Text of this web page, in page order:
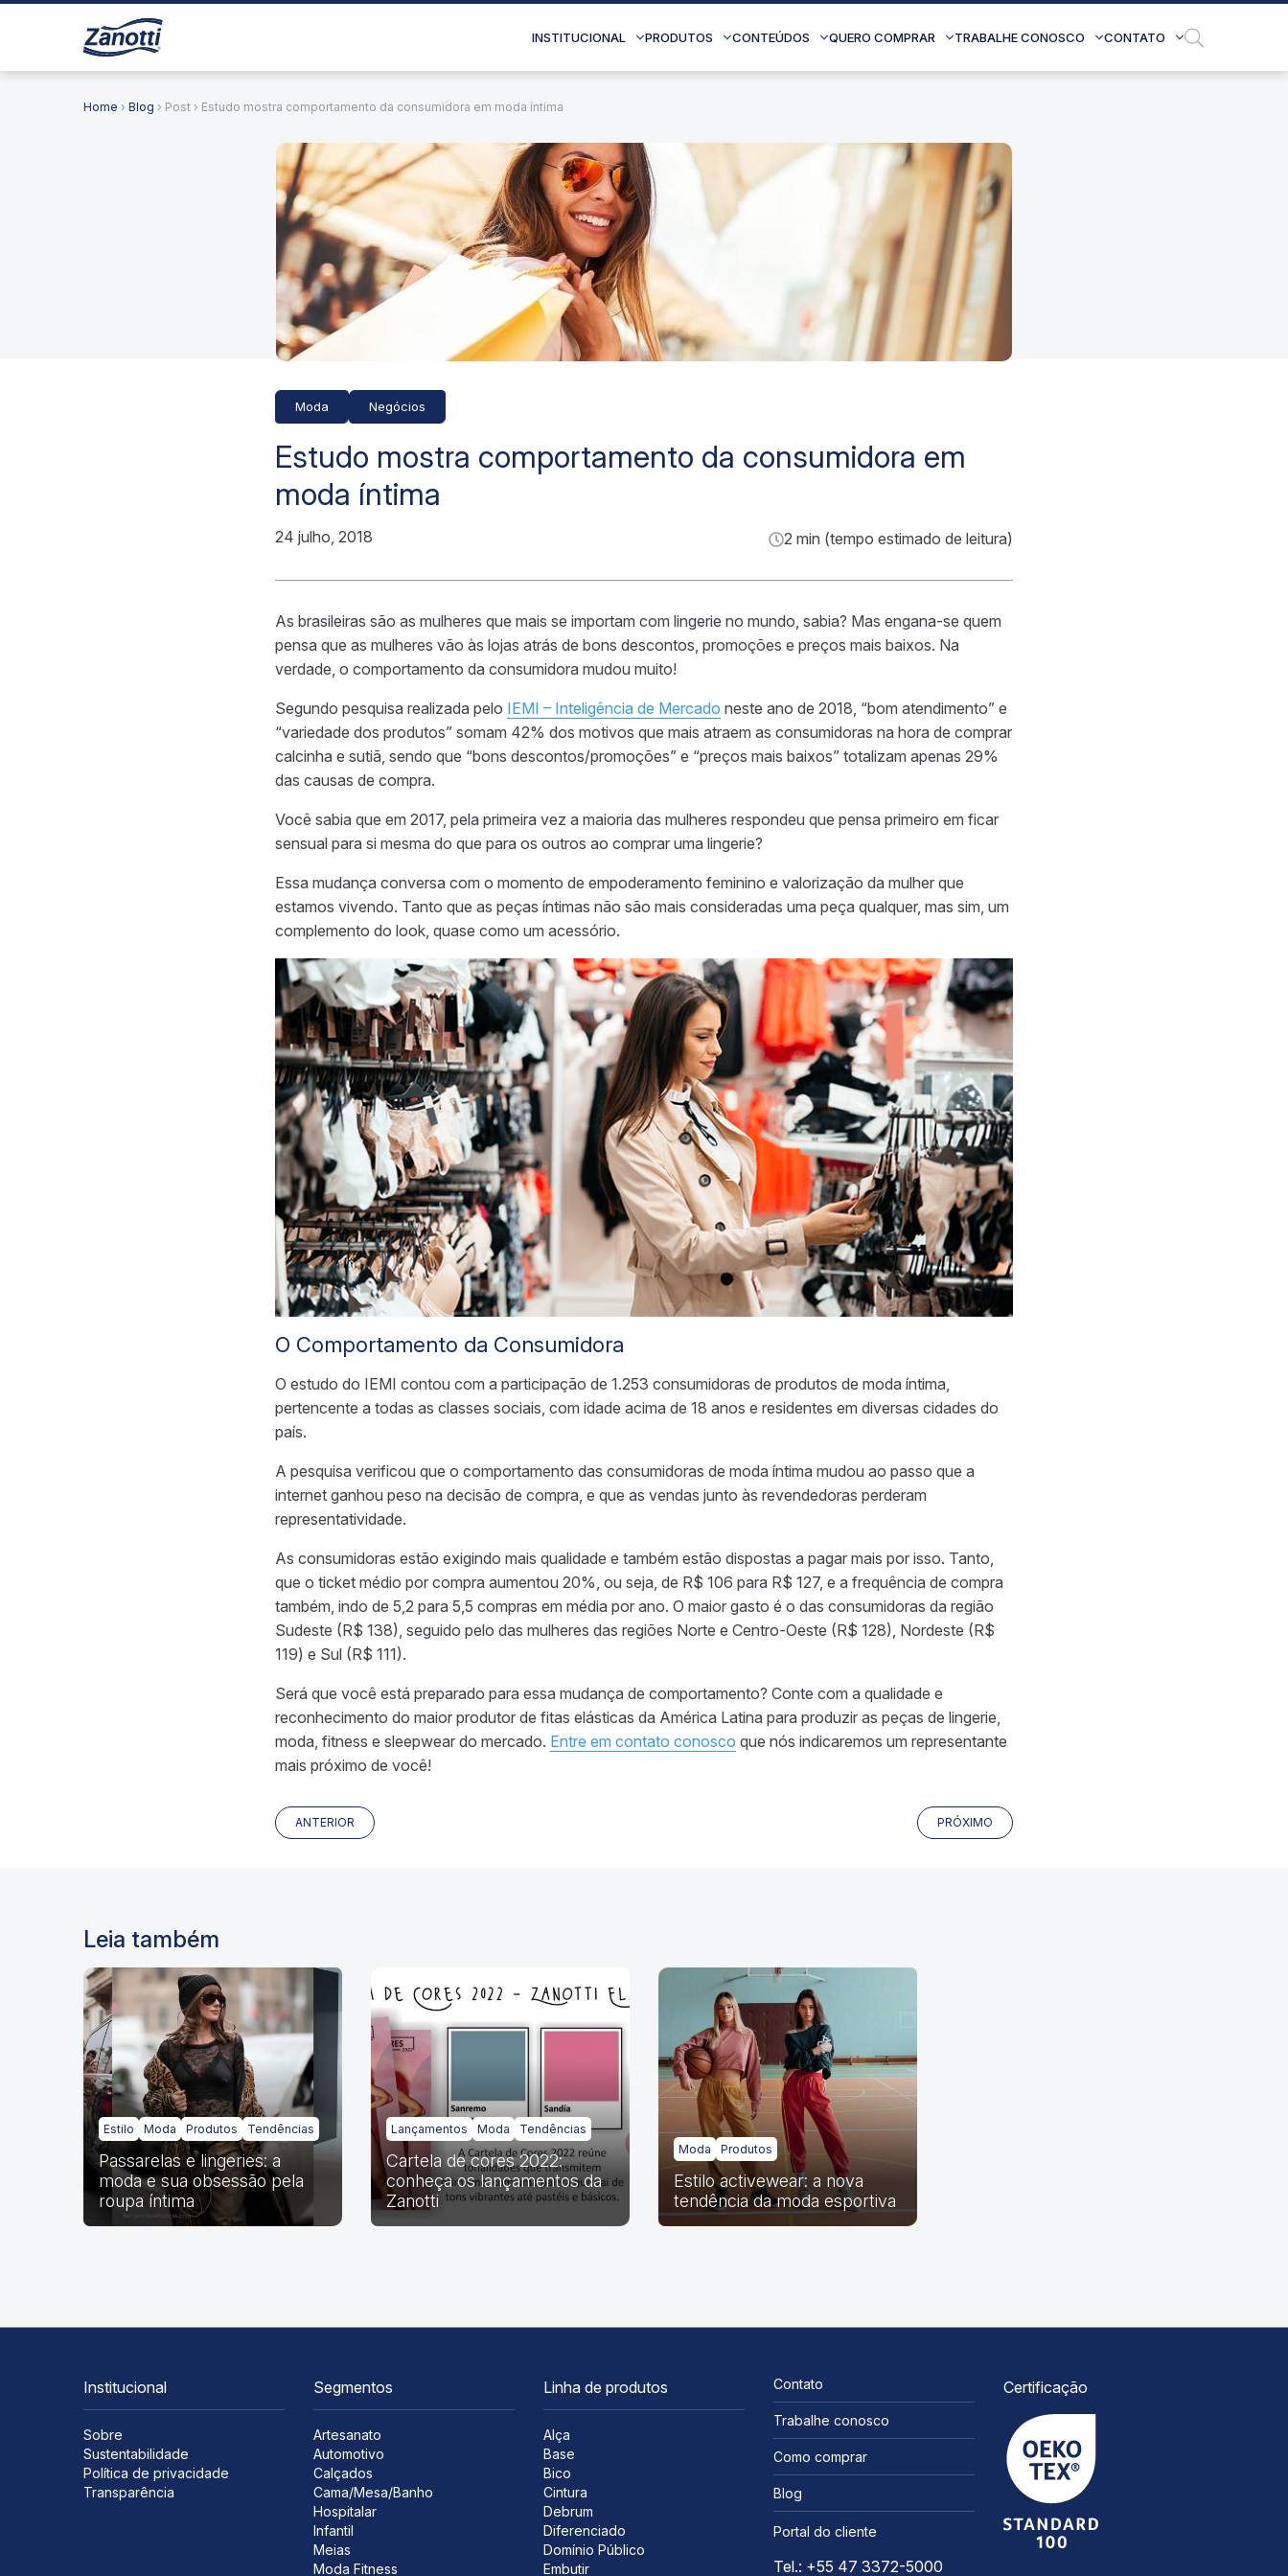
INSTITUCIONAL PRODUTOS CONTEÚDOS QUERO COMPRAR TRABALHE CONOSCO CONTATO
Home › Blog › Post › Estudo mostra comportamento da consumidora em moda íntima
Moda Negócios
Estudo mostra comportamento da consumidora em
moda íntima
24 julho, 2018 2 min (tempo estimado de leitura)
As brasileiras são as mulheres que mais se importam com lingerie no mundo, sabia? Mas engana-se quem
pensa que as mulheres vão às lojas atrás de bons descontos, promoções e preços mais baixos. Na
verdade, o comportamento da consumidora mudou muito!
Segundo pesquisa realizada pelo IEMI – Inteligência de Mercado neste ano de 2018, “bom atendimento” e
“variedade dos produtos” somam 42% dos motivos que mais atraem as consumidoras na hora de comprar
calcinha e sutiã, sendo que “bons descontos/promoções” e “preços mais baixos” totalizam apenas 29%
das causas de compra.
Você sabia que em 2017, pela primeira vez a maioria das mulheres respondeu que pensa primeiro em ficar
sensual para si mesma do que para os outros ao comprar uma lingerie?
Essa mudança conversa com o momento de empoderamento feminino e valorização da mulher que
estamos vivendo. Tanto que as peças íntimas não são mais consideradas uma peça qualquer, mas sim, um
complemento do look, quase como um acessório.
O Comportamento da Consumidora
O estudo do IEMI contou com a participação de 1.253 consumidoras de produtos de moda íntima,
pertencente a todas as classes sociais, com idade acima de 18 anos e residentes em diversas cidades do
país.
A pesquisa verificou que o comportamento das consumidoras de moda íntima mudou ao passo que a
internet ganhou peso na decisão de compra, e que as vendas junto às revendedoras perderam
representatividade.
As consumidoras estão exigindo mais qualidade e também estão dispostas a pagar mais por isso. Tanto,
que o ticket médio por compra aumentou 20%, ou seja, de R$ 106 para R$ 127, e a frequência de compra
também, indo de 5,2 para 5,5 compras em média por ano. O maior gasto é o das consumidoras da região
Sudeste (R$ 138), seguido pelo das mulheres das regiões Norte e Centro-Oeste (R$ 128), Nordeste (R$
119) e Sul (R$ 111).
Será que você está preparado para essa mudança de comportamento? Conte com a qualidade e
reconhecimento do maior produtor de fitas elásticas da América Latina para produzir as peças de lingerie,
moda, fitness e sleepwear do mercado. Entre em contato conosco que nós indicaremos um representante
mais próximo de você!
ANTERIOR PRÓXIMO
Leia também
Estilo Moda Produtos Tendências
Passarelas e lingeries: a
moda e sua obsessão pela
roupa íntima
Lançamentos Moda Tendências
Cartela de cores 2022:
conheça os lançamentos da
Zanotti
Moda Produtos
Estilo activewear: a nova
tendência da moda esportiva
Institucional
Sobre
Sustentabilidade
Política de privacidade
Transparência
Segmentos
Artesanato
Automotivo
Calçados
Cama/Mesa/Banho
Hospitalar
Infantil
Meias
Moda Fitness
Linha de produtos
Alça
Base
Bico
Cintura
Debrum
Diferenciado
Domínio Público
Embutir
Contato
Trabalhe conosco
Como comprar
Blog
Portal do cliente
Tel.: +55 47 3372-5000
Certificação